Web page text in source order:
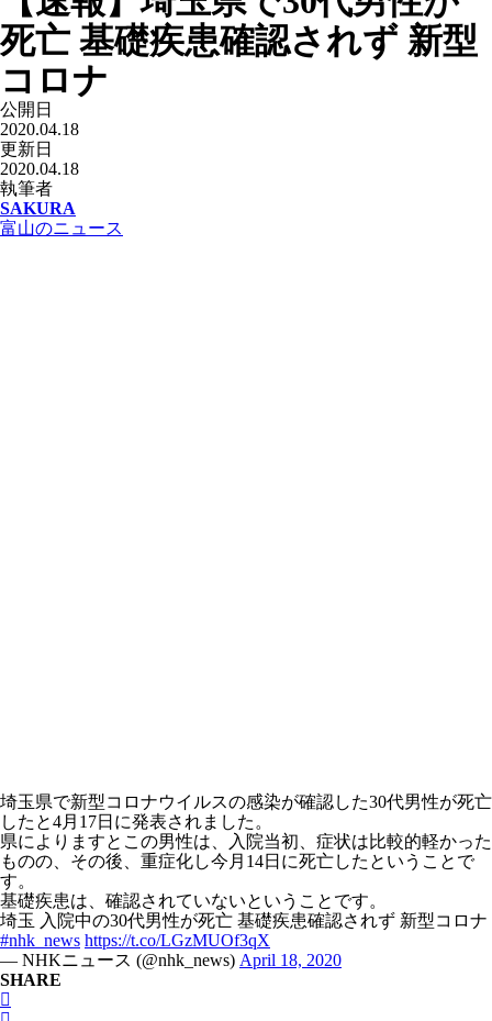
死亡 基礎疾患確認されず 新型
コロナ
公開日
2020.04.18
更新日
2020.04.18
執筆者
SAKURA
富山のニュース
埼玉県で新型コロナウイルスの感染が確認した30代男性が死亡
したと4月17日に発表されました。
県によりますとこの男性は、入院当初、症状は比較的軽かった
ものの、その後、重症化し今月14日に死亡したということで
す。
基礎疾患は、確認されていないということです。
埼玉 入院中の30代男性が死亡 基礎疾患確認されず 新型コロナ
#nhk_news https://t.co/LGzMUOf3qX
— NHKニュース (@nhk_news) April 18, 2020
SHARE